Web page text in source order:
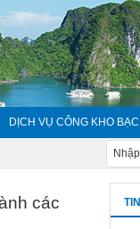
DỊCH VỤ CÔNG KHO
các